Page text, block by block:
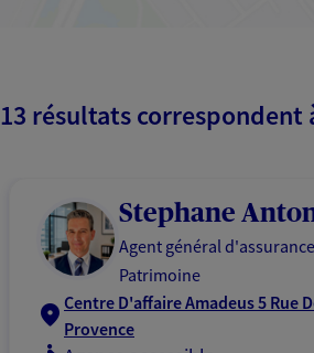
13 résultats correspondent
Stephane
Agent général
Patrimoine
Centre D'affaire Amadeus 5 Rue
Provence